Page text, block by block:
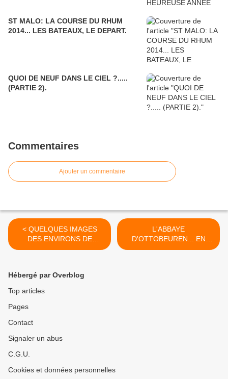
ST MALO: LA COURSE DU RHUM
2014... LES BATEAUX, LE DEPART.
QUOI DE NEUF DANS LE CIEL ?.....
(PARTIE 2).
Commentaires
Ajouter un commentaire
< QUELQUES IMAGES
DES ENVIRONS DE
COLMAR...
L'ABBAYE
D'OTTOBEUREN... EN
BAVIERE. >
Hébergé par Overblog
Top articles
Pages
Contact
Signaler un abus
C.G.U.
Cookies et données personnelles